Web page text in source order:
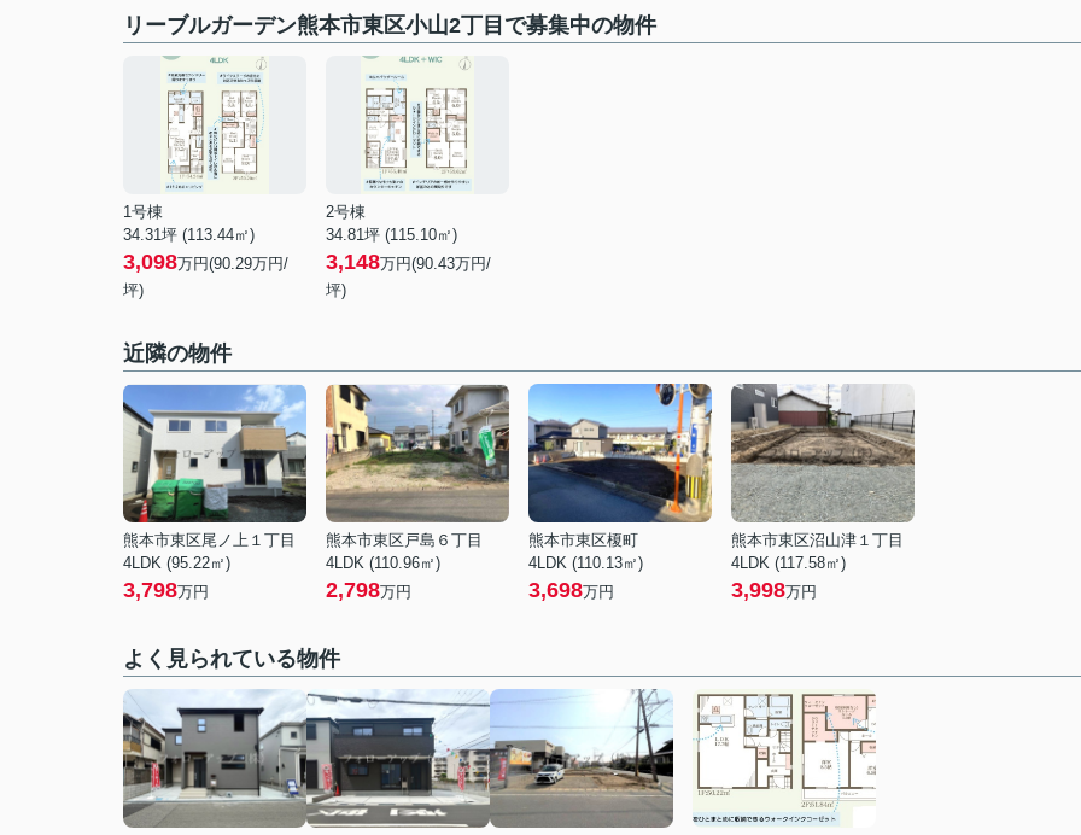
リーブルガーデン熊本市東区小山2丁目で募集中の物件
1号棟
34.31坪 (113.44㎡)
3,098万円(90.29万円/
坪)
2号棟
34.81坪 (115.10㎡)
3,148万円(90.43万円/
坪)
近隣の物件
熊本市東区尾ノ上１丁目
4LDK (95.22㎡)
3,798万円
熊本市東区戸島６丁目
4LDK (110.96㎡)
2,798万円
熊本市東区榎町
4LDK (110.13㎡)
3,698万円
熊本市東区沼山津１丁目
4LDK (117.58㎡)
3,998万円
よく見られている物件